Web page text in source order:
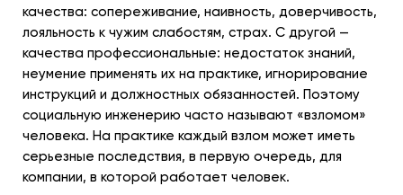
качества: сопереживание, наивность, доверчивость,
лояльность к чужим слабостям, страх. С другой —
качества профессиональные: недостаток знаний,
неумение применять их на практике, игнорирование
инструкций и должностных обязанностей. Поэтому
социальную инженерию часто называют «взломом»
человека. На практике каждый взлом может иметь
серьезные последствия, в первую очередь, для
компании, в которой работает человек.